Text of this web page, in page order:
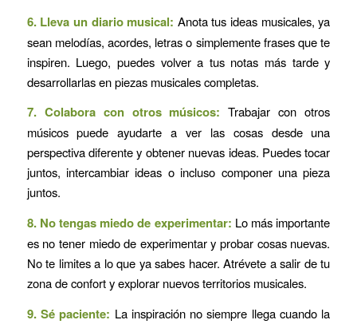
6. Lleva un diario musical: Anota tus ideas musicales, ya
sean melodías, acordes, letras o simplemente frases que te
inspiren. Luego, puedes volver a tus notas más tarde y
desarrollarlas en piezas musicales completas.
7. Colabora con otros músicos: Trabajar con otros
músicos puede ayudarte a ver las cosas desde una
perspectiva diferente y obtener nuevas ideas. Puedes tocar
juntos, intercambiar ideas o incluso componer una pieza
juntos.
8. No tengas miedo de experimentar: Lo más importante
es no tener miedo de experimentar y probar cosas nuevas.
No te limites a lo que ya sabes hacer. Atrévete a salir de tu
zona de confort y explorar nuevos territorios musicales.
9. Sé paciente: La inspiración no siempre llega cuando la